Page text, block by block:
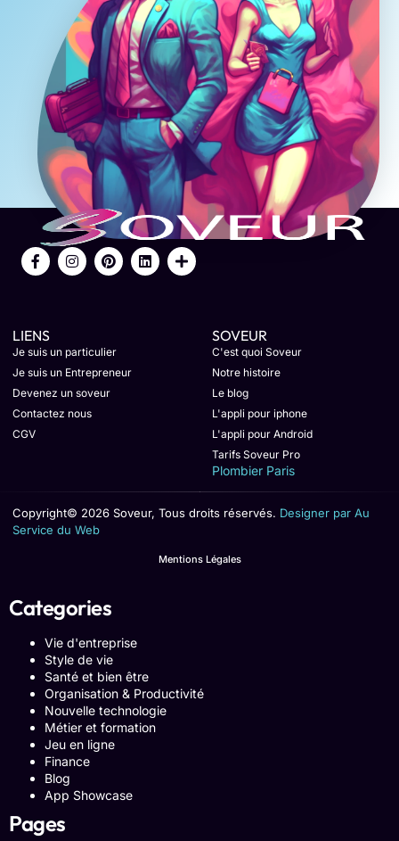
LIENS
Je suis un particulier
Je suis un Entrepreneur
Devenez un soveur
Contactez nous
CGV
SOVEUR
C'est quoi Soveur
Notre histoire
Le blog
L'appli pour iphone
L'appli pour Android
Tarifs Soveur Pro
Plombier Paris
Copyright© 2026 Soveur, Tous droits réservés. Designer par Au
Service du Web
Mentions Légales
Categories
Vie d'entreprise
Style de vie
Santé et bien être
Organisation & Productivité
Nouvelle technologie
Métier et formation
Jeu en ligne
Finance
Blog
App Showcase
Pages